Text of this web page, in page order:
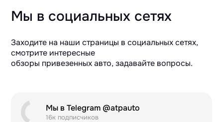
Мы в социальных сетях
Заходите на наши страницы в социальных сетях,
смотрите интересные
обзоры привезенных авто, задавайте вопросы.
Мы в Telegram @atpauto
16к подписчиков